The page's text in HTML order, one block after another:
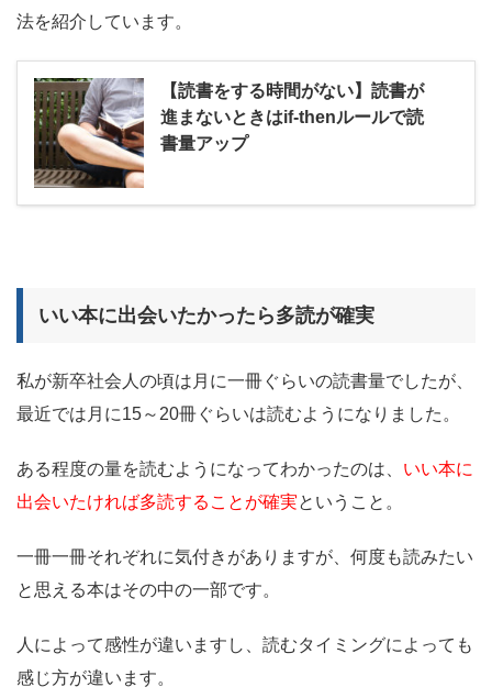
法を紹介しています。
【読書をする時間がない】読書が
進まないときはif-thenルールで読
書量アップ
いい本に出会いたかったら多読が確実
私が新卒社会人の頃は月に一冊ぐらいの読書量でしたが、
最近では月に15～20冊ぐらいは読むようになりました。
ある程度の量を読むようになってわかったのは、 いい本に
出会いたければ多読することが確実ということ。
一冊一冊それぞれに気付きがありますが、何度も読みたい
と思える本はその中の一部です。
人によって感性が違いますし、読むタイミングによっても
感じ方が違います。